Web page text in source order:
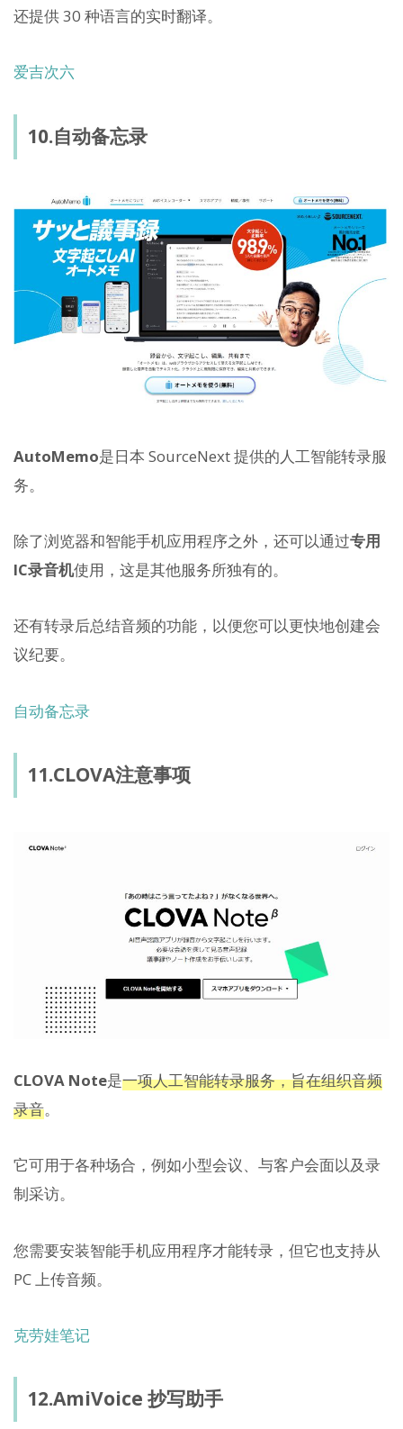
还提供 30 种语言的实时翻译。
爱吉次六
10.自动备忘录
AutoMemo是日本 SourceNext 提供的人工智能转录服
务。
除了浏览器和智能手机应用程序之外，还可以通过专用
IC录音机使用，这是其他服务所独有的。
还有转录后总结音频的功能，以便您可以更快地创建会
议纪要。
自动备忘录
11.CLOVA注意事项
CLOVA Note是一项人工智能转录服务，旨在组织音频
录音。
它可用于各种场合，例如小型会议、与客户会面以及录
制采访。
您需要安装智能手机应用程序才能转录，但它也支持从
PC 上传音频。
克劳娃笔记
12.AmiVoice 抄写助手